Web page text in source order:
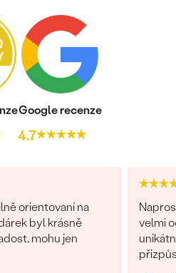
Google recenze
4.7
orientovaní na
byl krásně
mohu jen
velmi